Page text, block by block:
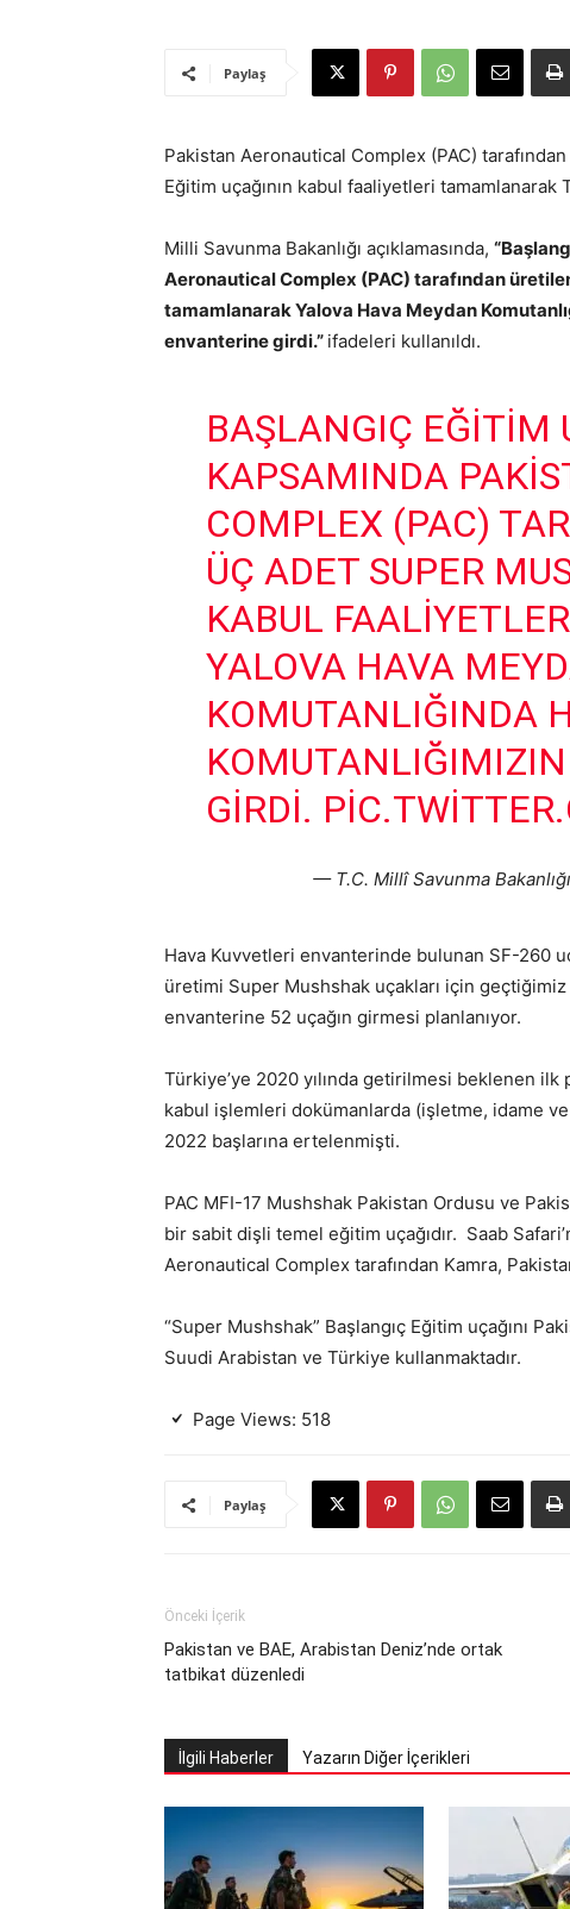
Paylaş
Pakistan Aeronautical Complex (PAC)
Eğitim uçağının kabul faaliyetleri
Milli Savunma Bakanlığı açıklamasında,
Aeronautical Complex (PAC) tarafından
tamamlanarak Yalova Hava Meydan
envanterine girdi.” ifadeleri kullanıldı.
BAŞLANGIÇ EĞITIM
KAPSAMINDA
COMPLEX (PAC)
ÜÇ ADET SUPER
KABUL
YALOVA HAVA
KOMUTANLIĞINDA
GIRDI.
— T.C. Millî Savunma
Hava Kuvvetleri envanterinde bulunan SF-260
üretimi Super Mushshak uçakları için
envanterine 52 uçağın girmesi planlanıyor.
Türkiye’ye 2020 yılında getirilmesi beklenen ilk
kabul işlemleri dokümanlarda (işletme, idame
2022 başlarına ertelenmişti.
PAC MFI-17 Mushshak Pakistan Ordusu ve
bir sabit dişli temel eğitim uçağıdır. Saab
Aeronautical Complex tarafından Kamra,
“Super Mushshak” Başlangıç Eğitim uçağını
Suudi Arabistan ve Türkiye kullanmaktadır.
Page Views: 518
Paylaş
Önceki İçerik
Pakistan ve BAE, Arabistan Deniz’nde ortak
tatbikat düzenledi
İlgili Haberler Yazarın Diğer İçerikleri